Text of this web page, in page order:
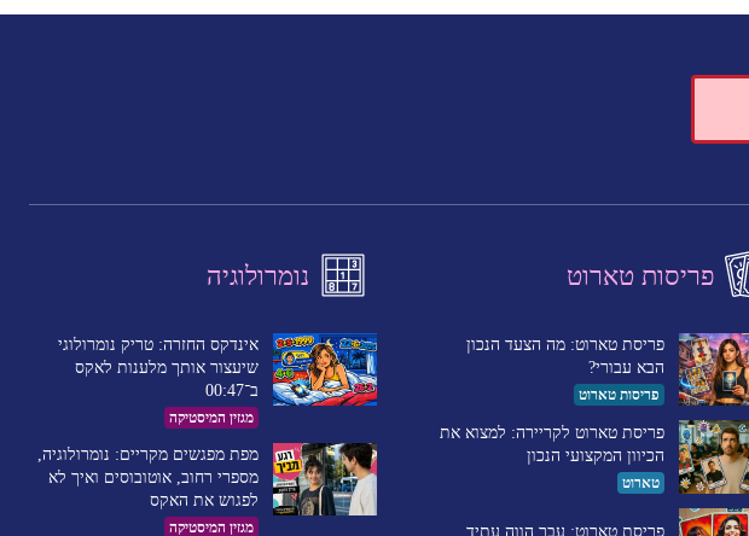
נומרולוגיה
אינדקס החזרה: טריק נומרולוגי
שיעצור אותך מלענות לאקס
ב־00:47
מגזין המיסטיקה
מפת מפגשים מקריים: נומרולוגיה,
מספרי רחוב, אוטובוסים ואיך לא
לפגוש את האקס
מגזין המיסטיקה
פריסות טארוט
פריסת טארוט: מה הצעד הנכון
הבא עבורי?
פריסות טארוט
פריסת טארוט לקריירה: למצוא את
הכיוון המקצועי הנכון
טארוט
פריסת טארוט: עבר הווה עתיד